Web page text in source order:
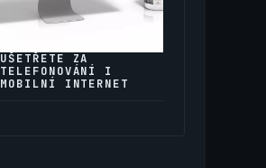
UŠETŘETE ZA
TELEFONOVÁNÍ I
MOBILNÍ INTERNET